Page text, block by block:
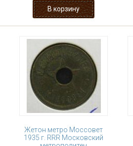
Жетон метро Моссовет
1935 г. RRR Московский